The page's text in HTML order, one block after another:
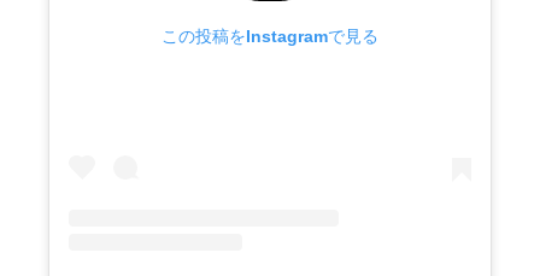
この投稿をInstagramで見る